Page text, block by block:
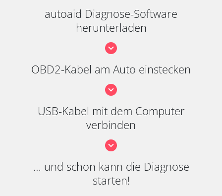
autoaid Diagnose-Software
herunterladen
OBD2-Kabel am Auto einstecken
USB-Kabel mit dem Computer
verbinden
… und schon kann die Diagnose
starten!